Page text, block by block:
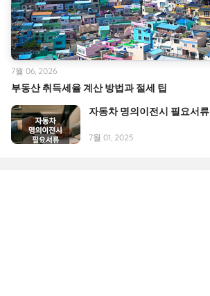
부동산 취득세율 계산 방법과 절세 팁
7월 06, 2026
자동차 명의이전시 필요서류
7월 01, 2025